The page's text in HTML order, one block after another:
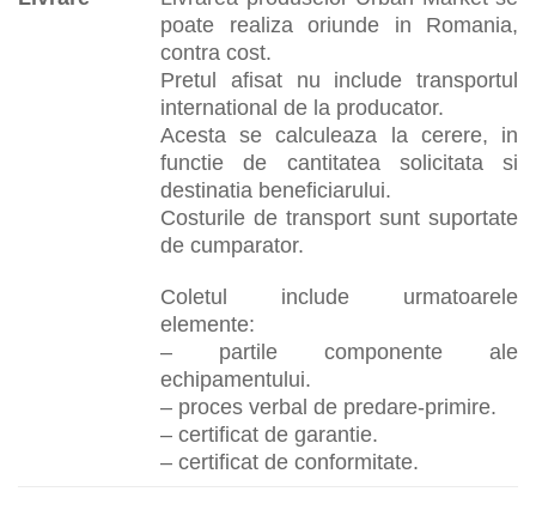
poate realiza oriunde in Romania,
contra cost.
Pretul afisat nu include transportul
international de la producator.
Acesta se calculeaza la cerere, in
functie de cantitatea solicitata si
destinatia beneficiarului.
Costurile de transport sunt suportate
de cumparator.
Coletul include urmatoarele
elemente:
– partile componente ale
echipamentului.
– proces verbal de predare-primire.
– certificat de garantie.
– certificat de conformitate.